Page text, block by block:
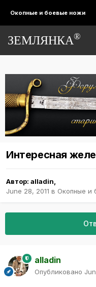
Окопные и боевые ножи
ЗЕМЛЯНКА®
Интересная
Автор: alladin
June 28, 2011 в Окопные и
alladin
Опубликовано